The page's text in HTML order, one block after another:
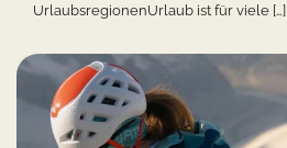
UrlaubsregionenUrlaub ist für viele […]